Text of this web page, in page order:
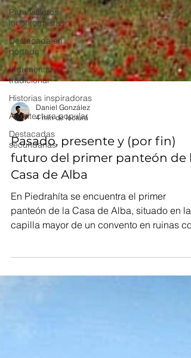
Para viajeros
inconformistas
Destacada en
portada
Indumentaria
tradicional
Historias inspiradoras
Arquitectura popular
Destacadas
secundarias
Daniel González
4 min de lectura
Pasado, presente y (por fin)
futuro del primer panteón de
Casa de Alba
En Piedrahíta se encuentra el primer